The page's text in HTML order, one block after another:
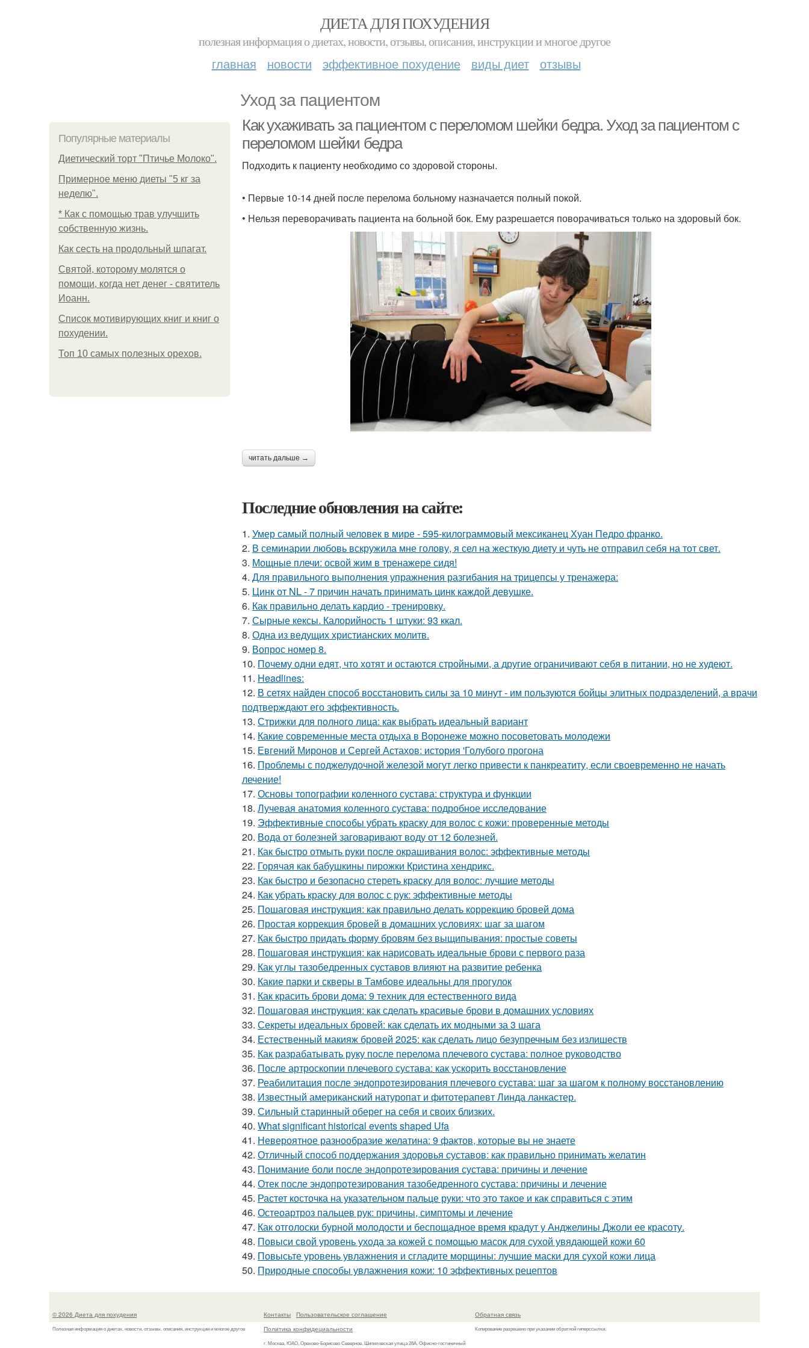
ДИЕТА ДЛЯ ПОХУДЕНИЯ
полезная информация о диетах, новости, отзывы, описания, инструкции и многое другое
главная новости эффективное похудение виды диет отзывы
Уход за пациентом
Популярные материалы
Диетический торт "Птичье Молоко".
Примерное меню диеты "5 кг за
неделю".
* Как с помощью трав улучшить
собственную жизнь.
Как сесть на продольный шпагат.
Святой, которому молятся о
помощи, когда нет денег - святитель
Иоанн.
Список мотивирующих книг и книг о
похудении.
Топ 10 самых полезных орехов.
Как ухаживать за пациентом с переломом шейки бедра. Уход за пациентом с
переломом шейки бедра
Подходить к пациенту необходимо со здоровой стороны.
• Первые 10-14 дней после перелома больному назначается полный покой.
• Нельзя переворачивать пациента на больной бок. Ему разрешается поворачиваться только на здоровый бок.
читать дальше →
Последние обновления на сайте:
1. Умер самый полный человек в мире - 595-килограммовый мексиканец Хуан Педро франко.
2. В семинарии любовь вскружила мне голову, я сел на жесткую диету и чуть не отправил себя на тот свет.
3. Мощные плечи: освой жим в тренажере сидя!
4. Для правильного выполнения упражнения разгибания на трицепсы у тренажера:
5. Цинк от NL - 7 причин начать принимать цинк каждой девушке.
6. Как правильно делать кардио - тренировку.
7. Сырные кексы. Калорийность 1 штуки: 93 ккал.
8. Одна из ведущих христианских молитв.
9. Вопрос номер 8.
10. Почему одни едят, что хотят и остаются стройными, а другие ограничивают себя в питании, но не худеют.
11. Headlines:
12. В сетях найден способ восстановить силы за 10 минут - им пользуются бойцы элитных подразделений, а врачи
подтверждают его эффективность.
13. Стрижки для полного лица: как выбрать идеальный вариант
14. Какие современные места отдыха в Воронеже можно посоветовать молодежи
15. Евгений Миронов и Сергей Астахов: история 'Голубого прогона
16. Проблемы с поджелудочной железой могут легко привести к панкреатиту, если своевременно не начать
лечение!
17. Основы топографии коленного сустава: структура и функции
18. Лучевая анатомия коленного сустава: подробное исследование
19. Эффективные способы убрать краску для волос с кожи: проверенные методы
20. Вода от болезней заговаривают воду от 12 болезней.
21. Как быстро отмыть руки после окрашивания волос: эффективные методы
22. Горячая как бабушкины пирожки Кристина хендрикс.
23. Как быстро и безопасно стереть краску для волос: лучшие методы
24. Как убрать краску для волос с рук: эффективные методы
25. Пошаговая инструкция: как правильно делать коррекцию бровей дома
26. Простая коррекция бровей в домашних условиях: шаг за шагом
27. Как быстро придать форму бровям без выщипывания: простые советы
28. Пошаговая инструкция: как нарисовать идеальные брови с первого раза
29. Как углы тазобедренных суставов влияют на развитие ребенка
30. Какие парки и скверы в Тамбове идеальны для прогулок
31. Как красить брови дома: 9 техник для естественного вида
32. Пошаговая инструкция: как сделать красивые брови в домашних условиях
33. Секреты идеальных бровей: как сделать их модными за 3 шага
34. Естественный макияж бровей 2025: как сделать лицо безупречным без излишеств
35. Как разрабатывать руку после перелома плечевого сустава: полное руководство
36. После артроскопии плечевого сустава: как ускорить восстановление
37. Реабилитация после эндопротезирования плечевого сустава: шаг за шагом к полному восстановлению
38. Известный американский натуропат и фитотерапевт Линда ланкастер.
39. Сильный старинный оберег на себя и своих близких.
40. What significant historical events shaped Ufa
41. Невероятное разнообразие желатина: 9 фактов, которые вы не знаете
42. Отличный способ поддержания здоровья суставов: как правильно принимать желатин
43. Понимание боли после эндопротезирования сустава: причины и лечение
44. Отек после эндопротезирования тазобедренного сустава: причины и лечение
45. Растет косточка на указательном пальце руки: что это такое и как справиться с этим
46. Остеоартроз пальцев рук: причины, симптомы и лечение
47. Как отголоски бурной молодости и беспощадное время крадут у Анджелины Джоли ее красоту.
48. Повыси свой уровень ухода за кожей с помощью масок для сухой увядающей кожи 60
49. Повысьте уровень увлажнения и сгладите морщины: лучшие маски для сухой кожи лица
50. Природные способы увлажнения кожи: 10 эффективных рецептов
© 2026 Диета для похудения
Полезная информация о диетах, новости, отзывы, описания, инструкции и многое другое
Контакты
Пользовательское соглашение
Политика конфидециальности
г. Москва, ЮАО, Орехово-Борисово Северное, Шипиловская улица 28А, Офисно-гостиничный
Обратная связь
Копирование разрешено при указании обратной гиперссылки.